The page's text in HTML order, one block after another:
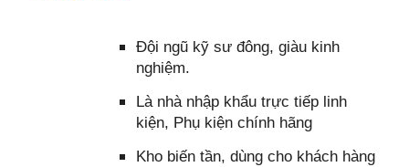
Đội ngũ kỹ sư đông, giàu kinh
nghiệm.
Là nhà nhập khẩu trực tiếp linh
kiện, Phụ kiện chính hãng
Kho biến tần, dùng cho khách hàng